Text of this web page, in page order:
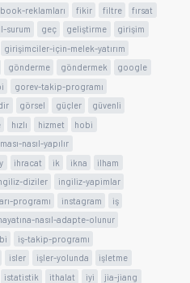
reklamları fikir filtre
fırsat
surum geç geliştirme
girişim
girişimciler-için-melek-yatırım
gönderme göndermek
google
gorev-takip-programı
görsel güçler
güvenli
hızlı hizmet
hobi
nasıl-yapılır
ihracat ik ikna
ilham
diziler
ingiliz-yapimlar
programı instagram
iş
nasıl-adapte-olunur
iş-takip-programı
isler işler-yolunda
işletme
istatistik ithalat iyi
jia-jiang